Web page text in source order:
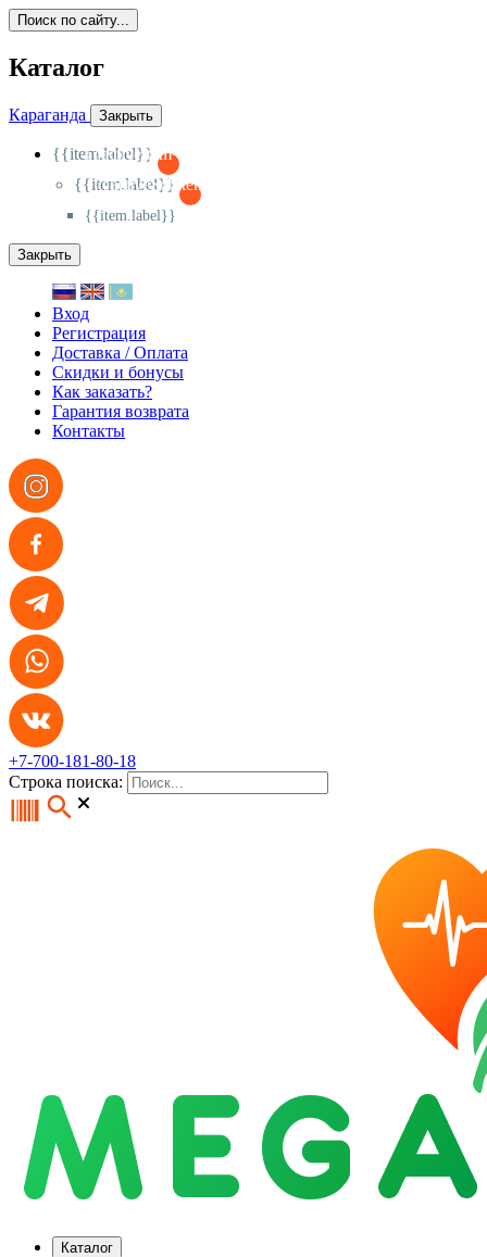
Поиск по сайту...
Каталог
Караганда Закрыть
{{item.label}}
{{activeItem==item.id?'-
{{item.label}}
{{activeSubitem==item.id?'-
{{item.label}}
Закрыть
Вход
Регистрация
Доставка / Оплата
Скидки и бонусы
Как заказать?
Гарантия возврата
Контакты
+7-700-181-80-18
Строка поиска:
Каталог